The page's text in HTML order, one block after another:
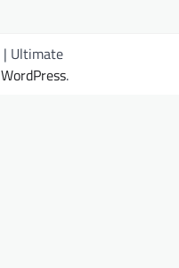
| Ultimate
WordPress.